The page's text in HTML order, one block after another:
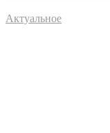
Актуальное